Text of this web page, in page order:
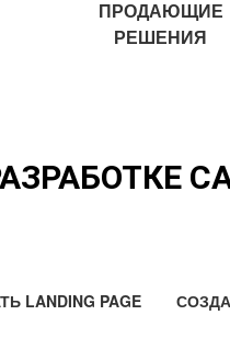
ПРОДАЮЩИЕ
РЕШЕНИЯ
LANDING PAGE